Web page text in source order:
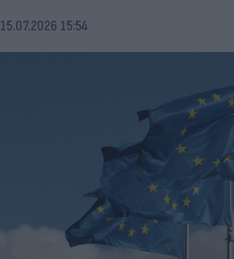
15.07.2026 15:54